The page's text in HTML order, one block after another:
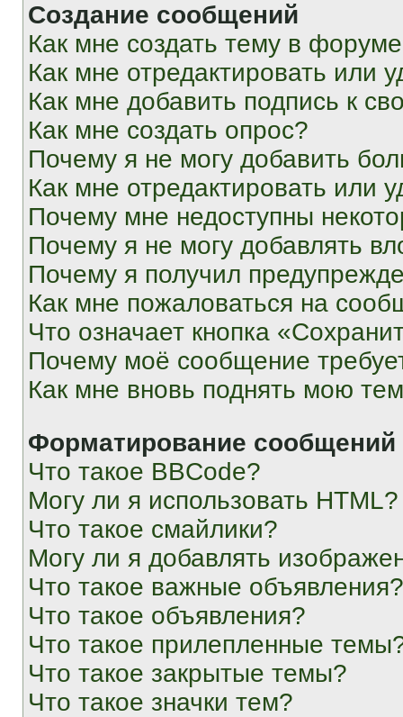
Создание сообщений
Как мне создать тему в
Как мне отредактировать или
Как мне добавить подпись к
Как мне создать опрос?
Почему я не могу добавить
Как мне отредактировать или
Почему мне недоступны
Почему я не могу добавлять
Почему я получил
Как мне пожаловаться на
Что означает кнопка
Почему моё сообщение
Как мне вновь поднять мою
Форматирование
Что такое BBCode?
Могу ли я использовать HTML?
Что такое смайлики?
Могу ли я добавлять
Что такое важные объявления?
Что такое объявления?
Что такое прилепленные
Что такое закрытые темы?
Что такое значки тем?